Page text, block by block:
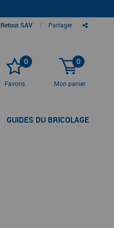
Retour SAV | Partager
0
Favoris
0
Mon panier
GUIDES DU BRICOLAGE